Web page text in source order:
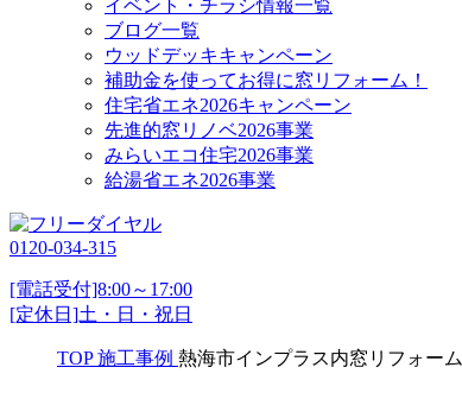
イベント・チラシ情報一覧
ブログ一覧
ウッドデッキキャンペーン
補助金を使ってお得に窓リフォーム！
住宅省エネ2026キャンペーン
先進的窓リノベ2026事業
みらいエコ住宅2026事業
給湯省エネ2026事業
0120-034-315
[電話受付]8:00～17:00
[定休日]土・日・祝日
TOP 施工事例 熱海市インプラス内窓リフォーム